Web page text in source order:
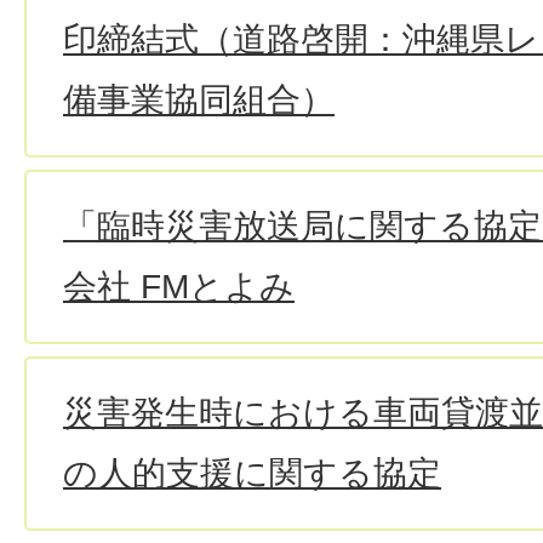
印締結式（道路啓開：沖縄県
備事業協同組合）
「臨時災害放送局に関する協
会社 FMとよみ
災害発生時における車両貸渡
の人的支援に関する協定